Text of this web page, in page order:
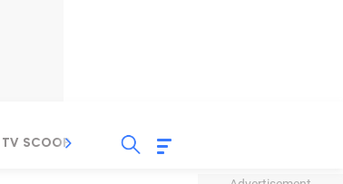
TV SCOOP LIRIK